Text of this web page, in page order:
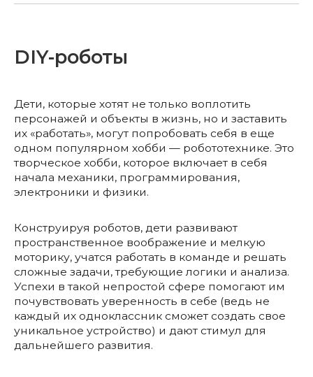
DIY-роботы
Дети, которые хотят не только воплотить
персонажей и объекты в жизнь, но и заставить
их «работать», могут попробовать себя в еще
одном популярном хобби — робототехнике. Это
творческое хобби, которое включает в себя
начала механики, программирования,
электроники и физики.
Конструируя роботов, дети развивают
пространственное воображение и мелкую
моторику, учатся работать в команде и решать
сложные задачи, требующие логики и анализа.
Успехи в такой непростой сфере помогают им
почувствовать уверенность в себе (ведь не
каждый их одноклассник сможет создать свое
уникальное устройство) и дают стимул для
дальнейшего развития.